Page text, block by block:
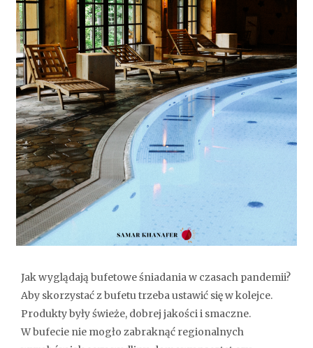
Jak wyglądają bufetowe śniadania w czasach pandemii?
Aby skorzystać z bufetu trzeba ustawić się w kolejce.
Produkty były świeże, dobrej jakości i smaczne.
W bufecie nie mogło zabraknąć regionalnych